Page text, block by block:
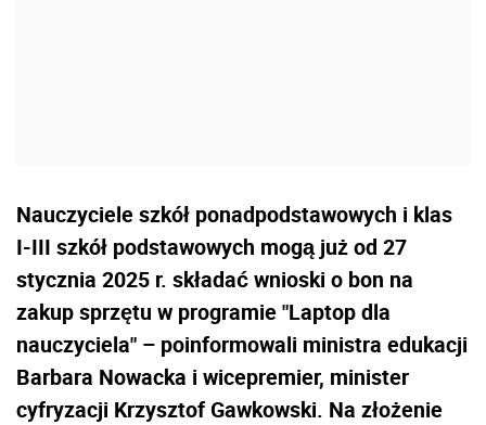
Nauczyciele szkół ponadpodstawowych i klas
I-III szkół podstawowych mogą już od 27
stycznia 2025 r. składać wnioski o bon na
zakup sprzętu w programie "Laptop dla
nauczyciela" – poinformowali ministra edukacji
Barbara Nowacka i wicepremier, minister
cyfryzacji Krzysztof Gawkowski. Na złożenie